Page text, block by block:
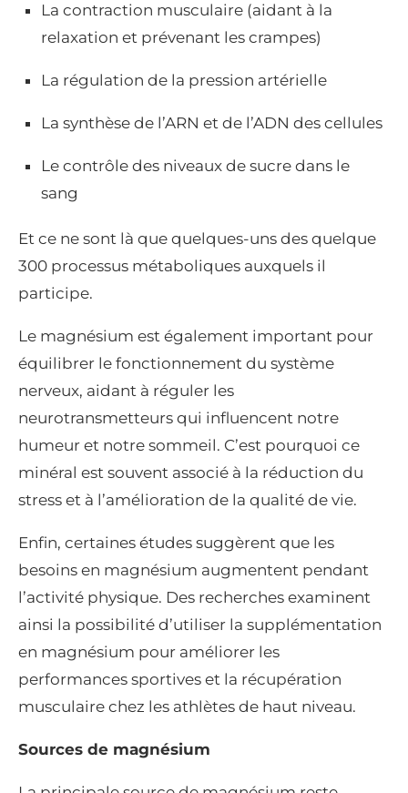
La contraction musculaire (aidant à la
relaxation et prévenant les crampes)
La régulation de la pression artérielle
La synthèse de l’ARN et de l’ADN des cellules
Le contrôle des niveaux de sucre dans le
sang
Et ce ne sont là que quelques-uns des quelque
300 processus métaboliques auxquels il
participe.
Le magnésium est également important pour
équilibrer le fonctionnement du système
nerveux, aidant à réguler les
neurotransmetteurs qui influencent notre
humeur et notre sommeil. C’est pourquoi ce
minéral est souvent associé à la réduction du
stress et à l’amélioration de la qualité de vie.
Enfin, certaines études suggèrent que les
besoins en magnésium augmentent pendant
l’activité physique. Des recherches examinent
ainsi la possibilité d’utiliser la supplémentation
en magnésium pour améliorer les
performances sportives et la récupération
musculaire chez les athlètes de haut niveau.
Sources de magnésium